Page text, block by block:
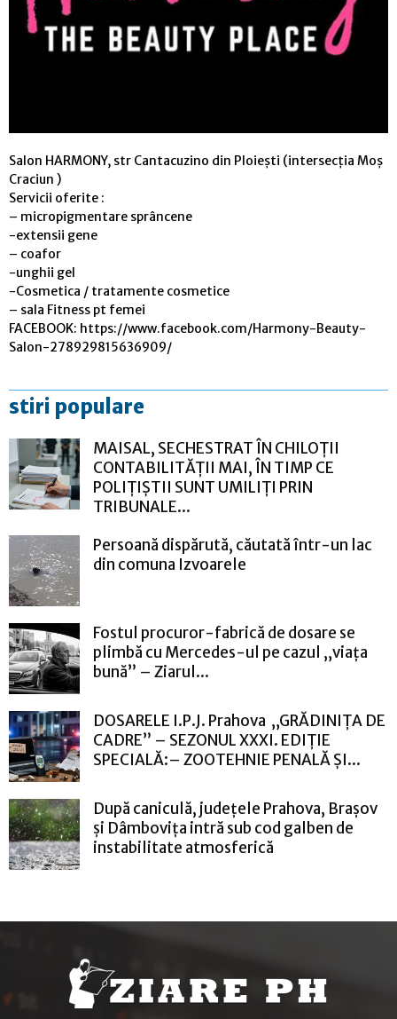
Salon HARMONY, str Cantacuzino din Ploiești (intersecția Moș
Craciun )
Servicii oferite :
– micropigmentare sprâncene
-extensii gene
– coafor
-unghii gel
-Cosmetica / tratamente cosmetice
– sala Fitness pt femei
FACEBOOK: https://www.facebook.com/Harmony-Beauty-
Salon-278929815636909/
stiri populare
MAISAL, SECHESTRAT ÎN CHILOȚII
CONTABILITĂȚII MAI, ÎN TIMP CE
POLIȚIȘTII SUNT UMILIȚI PRIN
TRIBUNALE...
Persoană dispărută, căutată într-un lac
din comuna Izvoarele
Fostul procuror-fabrică de dosare se
plimbă cu Mercedes-ul pe cazul „viața
bună” – Ziarul...
DOSARELE I.P.J. Prahova „GRĂDINIȚA DE
CADRE” – SEZONUL XXXI. EDIȚIE
SPECIALĂ:– ZOOTEHNIE PENALĂ ȘI...
După caniculă, județele Prahova, Brașov
și Dâmbovița intră sub cod galben de
instabilitate atmosferică